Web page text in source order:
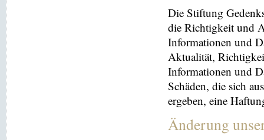
Die Stiftung
die Richtigkeit und
Informationen und
Aktualität,
Informationen und
Schäden, die sich
ergeben, eine
Änderung